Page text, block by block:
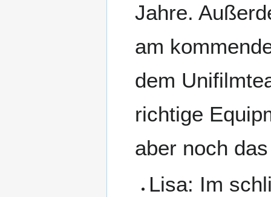
Jahre.
am
dem
richtige
aber noch
Lisa: Im